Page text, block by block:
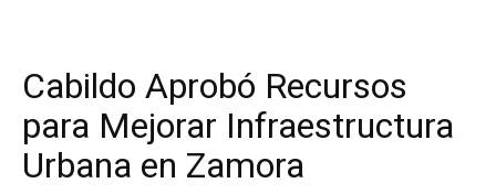
Cabildo Aprobó Recursos
para Mejorar Infraestructura
Urbana en Zamora